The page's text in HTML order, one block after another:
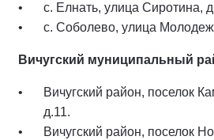
с. Елнать, улица Сиротина,
с. Соболево, улица
Вичугский муниципальный
Вичугский район, поселок
д.11.
Вичугский район, поселок